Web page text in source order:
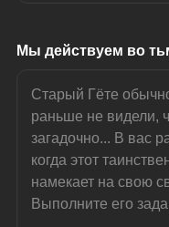
Мы действуем во
Старый Гёте
раньше не видели,
загадочно... В вас
когда этот
намекает на свою
Выполните его